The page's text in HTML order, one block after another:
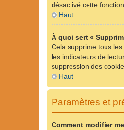
désactivé cette
Haut
À quoi sert «
Cela supprime tous
les indicateurs de
suppression des
Haut
Paramètres et
Comment modifier